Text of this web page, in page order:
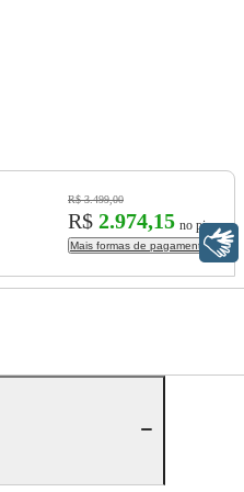
R$ 3.499,00
R$ 2.974,15 no pix
Mais formas de pagamento
Libras